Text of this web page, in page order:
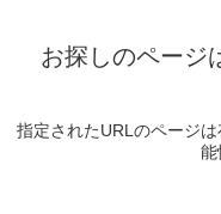
お探しのページ
指定されたURLのページ
能